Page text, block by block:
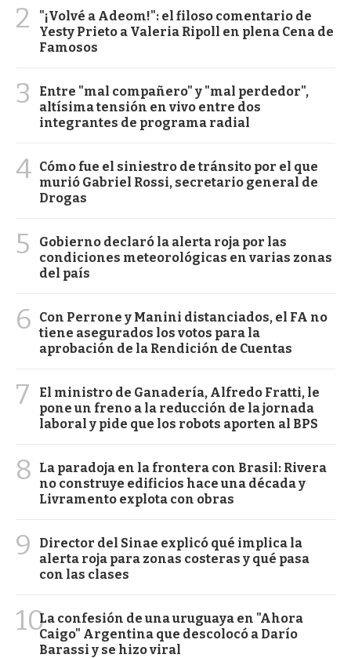
2
"¡Volvé a Adeom!": el filoso comentario de
Yesty Prieto a Valeria Ripoll en plena Cena de
Famosos
3
Entre "mal compañero" y "mal perdedor",
altísima tensión en vivo entre dos
integrantes de programa radial
4 Cómo fue el siniestro de tránsito por el que
murió Gabriel Rossi, secretario general de
Drogas
5
Gobierno declaró la alerta roja por las
condiciones meteorológicas en varias zonas
del país
6
Con Perrone y Manini distanciados, el FA no
tiene asegurados los votos para la
aprobación de la Rendición de Cuentas
7
El ministro de Ganadería, Alfredo Fratti, le
pone un freno a la reducción de la jornada
laboral y pide que los robots aporten al BPS
8
La paradoja en la frontera con Brasil: Rivera
no construye edificios hace una década y
Livramento explota con obras
9
Director del Sinae explicó qué implica la
alerta roja para zonas costeras y qué pasa
con las clases
10La confesión de una uruguaya en "Ahora
Caigo" Argentina que descolocó a Darío
Barassi y se hizo viral